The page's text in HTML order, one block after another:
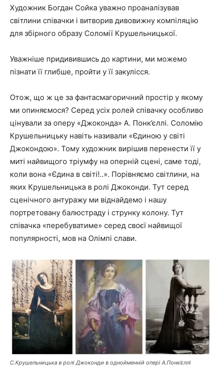
Художник Богдан Сойка уважно проаналізував
світлини співачки і витворив дивовижну компіляцію
для збірного образу Соломії Крушельницької.
Уважніше придивившись до картини, ми можемо
пізнати її глибше, пройти у її закулісся.
Отож, що ж це за фантасмагоричний простір у якому
ми опиняємося? Серед усіх ролей співачку особливо
цінували за оперу «Джоконда» А. Понк’єллі. Соломію
Крушельницьку навіть називали «Єдиною у світі
Джокондою». Тому художник вирішив перенести її у
миті найвищого тріумфу на оперній сцені, саме тоді,
коли вона «Єдина в світі!..». Порівняємо світлини, на
яких Крушельницька в ролі Джоконди. Тут серед
сценічного антуражу ми віднайдемо і нашу
портретовану балюстраду і струнку колону. Тут
співачка «перебуватиме» серед своєї найвищої
популярності, мов на Олімпі слави.
С.Крушельницька в ролі Джоконди в однойменній опері А.Понк’єллі